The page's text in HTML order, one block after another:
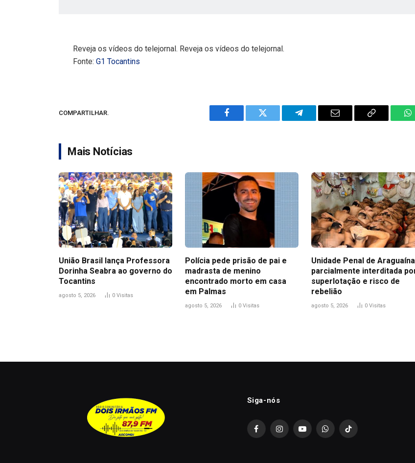
Reveja os vídeos do telejornal. Reveja os vídeos do telejornal.
Fonte:G1 Tocantins
COMPARTILHAR.
Facebook Twitter Telegram Email
Copy
Mais Notícias
União Brasil lança Professora
Dorinha Seabra ao governo do
Tocantins
agosto 5, 2026 0 Visitas
Polícia pede prisão de pai e
madrasta de menino
encontrado morto em casa
em Palmas
agosto 5, 2026 0 Visitas
Unidade Penal de
parcialmente interditada
superlotação e risco de
rebelião
agosto 5, 2026 0 Visitas
Siga-nós
FacebookInstagramYouTubeWhatsAppTikTok